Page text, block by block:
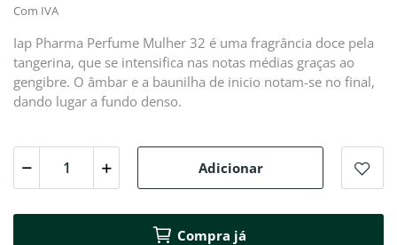
Com IVA
Iap Pharma Perfume Mulher 32 é uma fragrância doce pela
tangerina, que se intensifica nas notas médias graças ao
gengibre. O âmbar e a baunilha de inicio notam-se no final,
dando lugar a fundo denso.
Adicionar
Compra já